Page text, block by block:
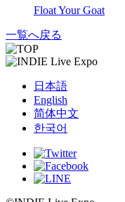
Float Your Goat
一覧へ戻る
日本語
English
简体中文
한국어